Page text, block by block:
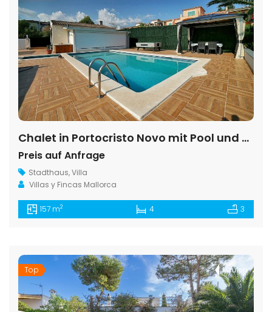
Chalet in Portocristo Novo mit Pool und Gästeapartment — 900 m von Cala Anguila
Preis auf Anfrage
Stadthaus,Villa
Villas y Fincas Mallorca
157 m2 4 3
Top Kaufen